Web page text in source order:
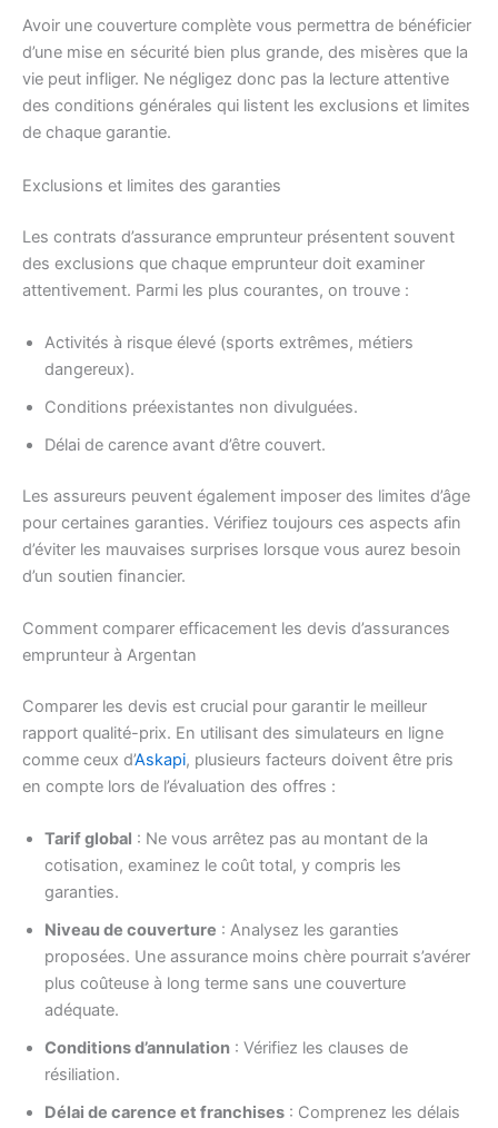
Avoir une couverture complète vous permettra de bénéficier
d’une mise en sécurité bien plus grande, des misères que la
vie peut infliger. Ne négligez donc pas la lecture attentive
des conditions générales qui listent les exclusions et limites
de chaque garantie.
Exclusions et limites des garanties
Les contrats d’assurance emprunteur présentent souvent
des exclusions que chaque emprunteur doit examiner
attentivement. Parmi les plus courantes, on trouve :
Activités à risque élevé (sports extrêmes, métiers
dangereux).
Conditions préexistantes non divulguées.
Délai de carence avant d’être couvert.
Les assureurs peuvent également imposer des limites d’âge
pour certaines garanties. Vérifiez toujours ces aspects afin
d’éviter les mauvaises surprises lorsque vous aurez besoin
d’un soutien financier.
Comment comparer efficacement les devis d’assurances
emprunteur à Argentan
Comparer les devis est crucial pour garantir le meilleur
rapport qualité-prix. En utilisant des simulateurs en ligne
comme ceux d’Askapi, plusieurs facteurs doivent être pris
en compte lors de l’évaluation des offres :
Tarif global : Ne vous arrêtez pas au montant de la
cotisation, examinez le coût total, y compris les
garanties.
Niveau de couverture : Analysez les garanties
proposées. Une assurance moins chère pourrait s’avérer
plus coûteuse à long terme sans une couverture
adéquate.
Conditions d’annulation : Vérifiez les clauses de
résiliation.
Délai de carence et franchises : Comprenez les délais